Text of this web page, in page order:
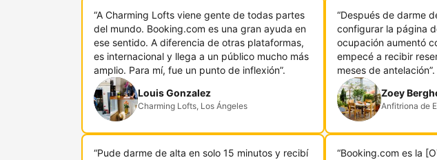
“A Charming Lofts viene gente de todas partes
del mundo. Booking.com es una gran ayuda en
ese sentido. A diferencia de otras plataformas,
es internacional y llega a un público mucho más
amplio. Para mí, fue un punto de inflexión”.
Louis Gonzalez
Charming Lofts, Los Ángeles
“Después de darme
configurar la página
ocupación aumentó
empecé a recibir
meses de antelación”.
Zoey
Anfitriona de
“Pude darme de alta en solo 15 minutos y recibí “Booking.com es la